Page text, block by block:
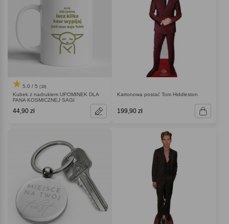
5.0 / 5 (18)
Kubek z nadrukiem UPOMINEK DLA
FANA KOSMICZNEJ SAGI
44,90 zł
Kartonowa postać Tom Hiddleston
199,90 zł